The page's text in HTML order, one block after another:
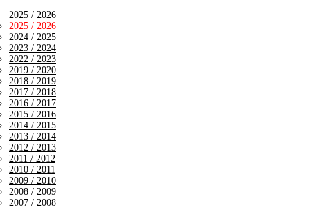
2025 / 2026
2025 / 2026
2024 / 2025
2023 / 2024
2022 / 2023
2019 / 2020
2018 / 2019
2017 / 2018
2016 / 2017
2015 / 2016
2014 / 2015
2013 / 2014
2012 / 2013
2011 / 2012
2010 / 2011
2009 / 2010
2008 / 2009
2007 / 2008